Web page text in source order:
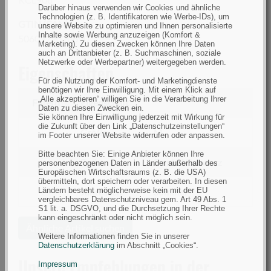
Darüber hinaus verwenden wir Cookies und ähnliche
Technologien (z. B. Identifikatoren wie Werbe-IDs), um
unsere Website zu optimieren und Ihnen personalisierte
Inhalte sowie Werbung anzuzeigen (Komfort &
Marketing). Zu diesen Zwecken können Ihre Daten
auch an Drittanbieter (z. B. Suchmaschinen, soziale
Netzwerke oder Werbepartner) weitergegeben werden.
Für die Nutzung der Komfort- und Marketingdienste
benötigen wir Ihre Einwilligung. Mit einem Klick auf
„Alle akzeptieren“ willigen Sie in die Verarbeitung Ihrer
Daten zu diesen Zwecken ein.
Sie können Ihre Einwilligung jederzeit mit Wirkung für
die Zukunft über den Link „Datenschutzeinstellungen“
im Footer unserer Website widerrufen oder anpassen.
Bitte beachten Sie: Einige Anbieter können Ihre
personenbezogenen Daten in Länder außerhalb des
Europäischen Wirtschaftsraums (z. B. die USA)
übermitteln, dort speichern oder verarbeiten. In diesen
Ländern besteht möglicherweise kein mit der EU
vergleichbares Datenschutzniveau gem. Art 49 Abs. 1
S1 lit. a. DSGVO, und die Durchsetzung Ihrer Rechte
kann eingeschränkt oder nicht möglich sein.
Weitere Informationen finden Sie in unserer
Datenschutzerklärung im Abschnitt „Cookies“.
Impressum
GTIN (EAN):
5060929020690
Eigenschaften
Filtern Eigenschaft
filtern
Größe
Größe M
filtern
nach
Farbe
Farbe Dunkel/Schwarz
filtern
nach
Jahreszeit
Jahreszeit Sommer